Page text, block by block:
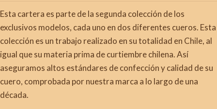
Esta cartera es parte de la segunda colección de los
exclusivos modelos, cada uno en dos diferentes cueros. Esta
colección es un trabajo realizado en su totalidad en Chile, al
igual que su materia prima de curtiembre chilena. Así
aseguramos altos estándares de confección y calidad de su
cuero, comprobada por nuestra marca a lo largo de una
década.